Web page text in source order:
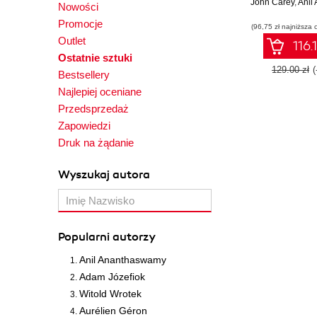
Nowości
Promocje
Outlet
Ostatnie sztuki
Bestsellery
Najlepiej oceniane
Przedsprzedaż
Zapowiedzi
Druk na żądanie
Wyszukaj autora
Popularni autorzy
Anil Ananthaswamy
Adam Józefiok
Witold Wrotek
Aurélien Géron
the power
scalable
John Carey,Anil
(96,75 zł najniższa
129.00 zł